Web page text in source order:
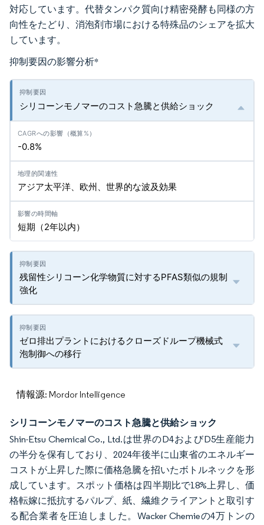
対応しています。代替タンパク質向け精密発酵も同様の方
向性をたどり、消泡剤市場における特殊品のシェアを拡大
しています。
抑制要因の影響分析*
シリコーンモノマーのコスト急騰と供給ショック
-0.8%
アジア太平洋、欧州、世界的な波及効果
短期（2年以内）
残留性シリコーン化学物質に対するPFAS類似の規制
強化
ゼロ排出プラントにおけるクローズドループ機械式
泡制御への移行
情報源: Mordor Intelligence
シリコーンモノマーのコスト急騰と供給ショック
Shin-Etsu Chemical Co., Ltd.は世界のD4およびD5生産能力
の半分を保有しており、2024年後半に山東省のエネルギー
コストが上昇した際に価格急騰を招いたボトルネックを形
成しています。スポット価格は四半期比で18%上昇し、価
格転嫁に抵抗するパルプ、紙、繊維クライアントと取引す
る配合業者を圧迫しました。Wacker Chemieの4万トンの